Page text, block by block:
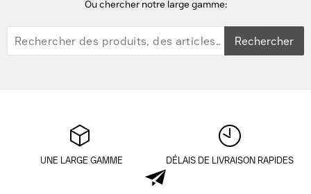
Ou chercher notre large gamme:
Rechercher
UNE LARGE GAMME DÉLAIS DE LIVRAISON RAPIDES